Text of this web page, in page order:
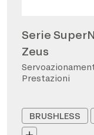
Serie
Zeus
Prestazioni
BRUSHLESS